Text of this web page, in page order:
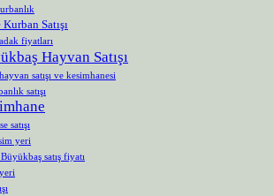
Satışı
fiyatları
Hayvan Satışı
satışı ve kesimhanesi
satışı
satışı
yeri
satış fiyatı